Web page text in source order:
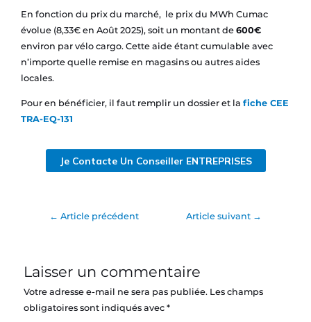
En fonction du prix du marché, le prix du MWh Cumac
évolue (8,33€ en Août 2025), soit un montant de 600€
environ par vélo cargo. Cette aide étant cumulable avec
n’importe quelle remise en magasins ou autres aides
locales.
Pour en bénéficier, il faut remplir un dossier et la fiche CEE
TRA-EQ-131
Je Contacte Un Conseiller ENTREPRISES
← Article précédent Article suivant →
Laisser un commentaire
Votre adresse e-mail ne sera pas publiée. Les champs
obligatoires sont indiqués avec*